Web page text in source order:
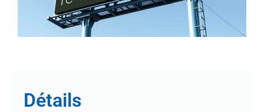
Détails